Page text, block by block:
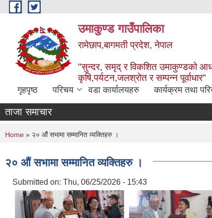
Skip to main content
उमाकुण्ड गाउँपालिका
रामेछाप,बागमती प्रदेश, नेपाल
"सुन्दर, समृद् र विकशित उमाकुण्डको
कृषि,पर्यटन,जलश्रोत र सम्पन्न पूर्वाधार"
गृहपृष्ठ परिचय वडा कार्यालयहरु कार्यक्रम तथा
ताजा समाचार
You are here
Home » २० औं सभामा सम्मानित व्यक्तिहरु ।
२० औं सभामा सम्मानित व्यक्तिहरु ।
Submitted on: Thu, 06/25/2026 - 15:43